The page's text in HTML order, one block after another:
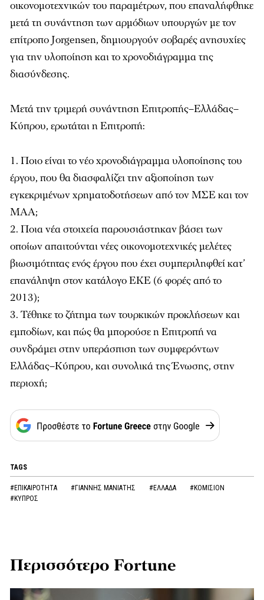
οικονομοτεχνικών του παραμέτρων, που επαναλήφθηκε
μετά τη συνάντηση των αρμόδιων υπουργών με τον
επίτροπο Jorgensen, δημιουργούν σοβαρές ανησυχίες
για την υλοποίηση και το χρονοδιάγραμμα της
διασύνδεσης.
Μετά την τριμερή συνάντηση Επιτροπής–Ελλάδας–
Κύπρου, ερωτάται η Επιτροπή:
Ποιο είναι το νέο χρονοδιάγραμμα υλοποίησης του
έργου, που θα διασφαλίζει την αξιοποίηση των
εγκεκριμένων χρηματοδοτήσεων από τον ΜΣΕ και τον
ΜΑΑ;
Ποια νέα στοιχεία παρουσιάστηκαν βάσει των
οποίων απαιτούνται νέες οικονομοτεχνικές μελέτες
βιωσιμότητας ενός έργου που έχει συμπεριληφθεί κατ’
επανάληψη στον κατάλογο ΕΚΕ (6 φορές από το
2013);
Τέθηκε το ζήτημα των τουρκικών προκλήσεων και
εμποδίων, και πώς θα μπορούσε η Επιτροπή να
συνδράμει στην υπεράσπιση των συμφερόντων
Ελλάδας–Κύπρου, και συνολικά της Ένωσης, στην
περιοχή;
TAGS
#ΕΠΙΚΑΙΡΟΤΗΤΑ #ΓΙΑΝΝΗΣ ΜΑΝΙΑΤΗΣ #ΕΛΛΑΔΑ
#ΚΟΜΙΣΙΟΝ
#ΚΥΠΡΟΣ
Περισσότερο Fortune